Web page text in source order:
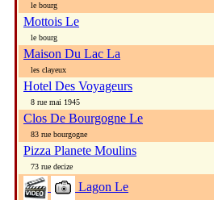
le bourg
Mottois Le
le bourg
Maison Du Lac La
les clayeux
Hotel Des Voyageurs
8 rue mai 1945
Clos De Bourgogne Le
83 rue bourgogne
Pizza Planete Moulins
73 rue decize
Lagon Le